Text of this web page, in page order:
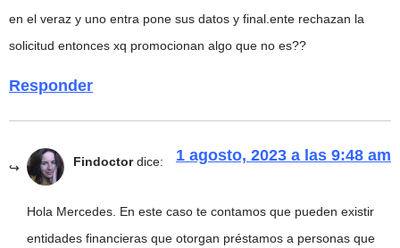
en el veraz y uno entra pone sus datos y final.ente rechazan la
solicitud entonces xq promocionan algo que no es??
Responder
Findoctor dice: 1 agosto, 2023 a las 9:48 am
Hola Mercedes. En este caso te contamos que pueden existir
entidades financieras que otorgan préstamos a personas que